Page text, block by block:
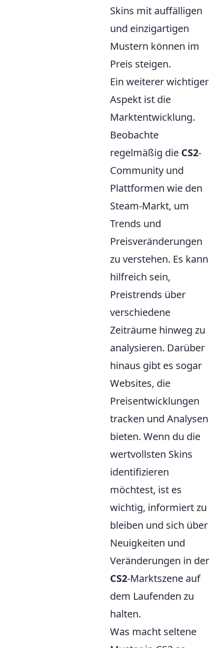
Skins mit auffälligen
und einzigartigen
Mustern können im
Preis steigen.
Ein weiterer wichtiger
Aspekt ist die
Marktentwicklung.
Beobachte
regelmäßig die CS2-
Community und
Plattformen wie den
Steam-Markt, um
Trends und
Preisveränderungen
zu verstehen. Es kann
hilfreich sein,
Preistrends über
verschiedene
Zeiträume hinweg zu
analysieren. Darüber
hinaus gibt es sogar
Websites, die
Preisentwicklungen
tracken und Analysen
bieten. Wenn du die
wertvollsten Skins
identifizieren
möchtest, ist es
wichtig, informiert zu
bleiben und sich über
Neuigkeiten und
Veränderungen in der
CS2-Marktszene auf
dem Laufenden zu
halten.
Was macht seltene